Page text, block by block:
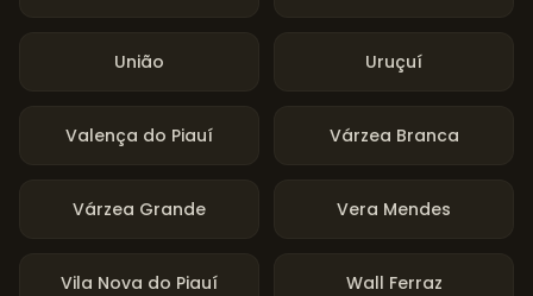
União Uruçuí
Valença do Piauí Várzea Branca
Várzea Grande Vera Mendes
Vila Nova do Piauí Wall Ferraz